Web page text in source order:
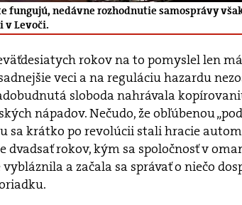
fungujú, nedávne rozhodnutie samosprávy
v Levoči.
rokov na to pomyslel len
veci a na reguláciu hazardu
sloboda nahrávala
nápadov. Nečudo, že obľúbenou
sa krátko po revolúcii stali hracie
dvadsať rokov, kým sa spoločnosť v
a začala sa správať o niečo